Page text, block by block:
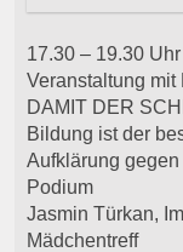
17.30 – 19.30 Uhr
Veranstaltung
DAMIT DER
Bildung ist der
Aufklärung
Podium
Jasmin Türkan,
Mädchentreff